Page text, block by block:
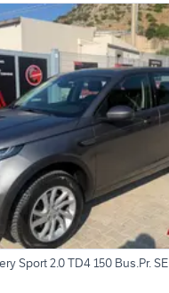
Sport 2.0 TD4 150 Bus.Pr. SE